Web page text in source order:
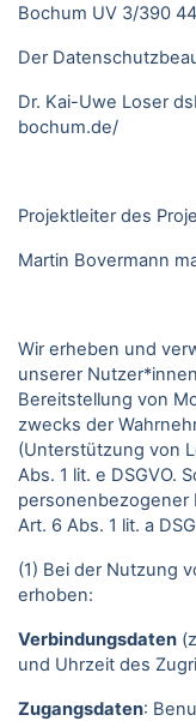
Bochum UV 3/390
Der
Dr. Kai-Uwe Loser
bochum.de/
Projektleiter des
Martin Bovermann
Wir erheben und
unserer
Bereitstellung von
zwecks der
(Unterstützung von
Abs. 1 lit. e DSGVO.
personenbezogener
Art. 6 Abs. 1 lit. a
(1) Bei der Nutzung
erhoben:
Verbindungsdaten
und Uhrzeit des
Zugangsdaten: